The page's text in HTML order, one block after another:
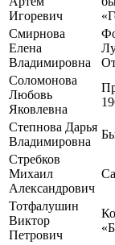
Игоревич
Смирнова
Елена
Владимировна
Соломонова
Любовь
Яковлевна
Степнова Дарья
Владимировна
Стребков
Михаил
Александрович
Тотфалушин
Виктор
Петрович